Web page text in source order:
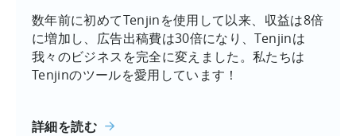
数年前に初めてTenjinを使用して以来、収益は8倍
に増加し、広告出稿費は30倍になり、Tenjinは
我々のビジネスを完全に変えました。私たちは
Tenjinのツールを愛用しています！
詳細を読む